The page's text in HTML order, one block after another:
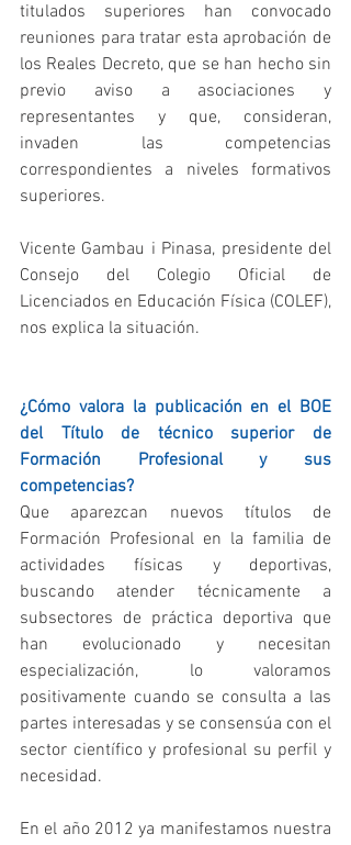
titulados superiores han convocado
reuniones para tratar esta aprobación de
los Reales Decreto, que se han hecho sin
previo aviso a asociaciones y
representantes y que, consideran,
invaden las competencias
correspondientes a niveles formativos
superiores.
Vicente Gambau i Pinasa, presidente del
Consejo del Colegio Oficial de
Licenciados en Educación Física (COLEF),
nos explica la situación.
¿Cómo valora la publicación en el BOE
del Título de técnico superior de
Formación Profesional y sus
competencias?
Que aparezcan nuevos títulos de
Formación Profesional en la familia de
actividades físicas y deportivas,
buscando atender técnicamente a
subsectores de práctica deportiva que
han evolucionado y necesitan
especialización, lo valoramos
positivamente cuando se consulta a las
partes interesadas y se consensúa con el
sector científico y profesional su perfil y
necesidad.
En el año 2012 ya manifestamos nuestra